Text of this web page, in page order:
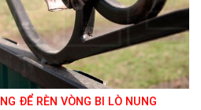
ĐỂ RÈN VÒNG BI LÒ NUNG